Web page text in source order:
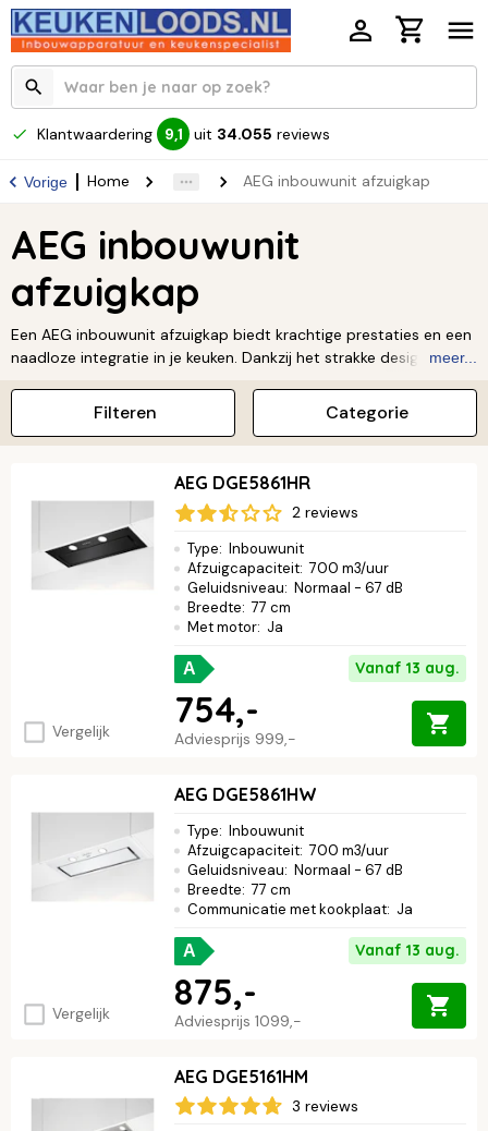
Klantwaardering 9,1 uit 34.055 reviews
Vorige Home AEG inbouwunit afzuigkap
AEG inbouwunit
afzuigkap
Een AEG inbouwunit afzuigkap biedt krachtige prestaties en een
naadloze integratie in je keuken. Dankzij het strakke design en de
afleiding. AEG staat bekend om innovatie en betrouwbaarheid,
perfect voor wie functionaliteit en stijl wil combineren. Ontdek
het assortiment en ervaar het gemak van een AEG inbouwunit
meer...
Categorie
Filteren
Vergelijk
AEG DGE5861HR
2 reviews
Type: Inbouwunit
Afzuigcapaciteit: 700 m3/uur
Geluidsniveau: Normaal - 67 dB
Breedte: 77 cm
Met motor: Ja
A Vanaf 13 aug.
Adviesprijs 999,-
754,-
Vergelijk
AEG DGE5861HW
Type: Inbouwunit
Afzuigcapaciteit: 700 m3/uur
Geluidsniveau: Normaal - 67 dB
Breedte: 77 cm
Communicatie met kookplaat: Ja
A Vanaf 13 aug.
Adviesprijs 1099,-
875,-
AEG DGE5161HM
3 reviews